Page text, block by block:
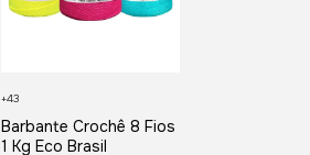
Barbante Crochê 8 Fios
1 Kg Eco Brasil
+43